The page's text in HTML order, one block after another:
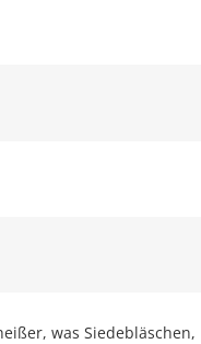
was Siedebläschen,